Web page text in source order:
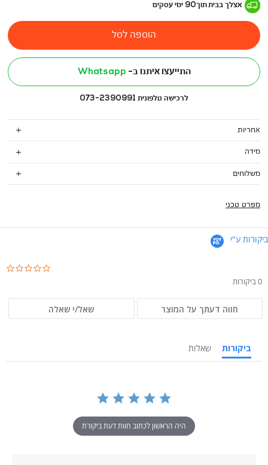
אצלך בביתתוך90 ימי עסקים
הוספה לסל
התייעצו איתנו ב- Whatsapp
לרכישה טלפונית 073-2390991
אחריות
מידה
משלוחים
מפרט טכני
ביקורות ע"י
0 ביקורות
חווה דעתך על המוצר שאל/י שאלה
ביקורות שאלות
היה הראשון לכתוב חוות דעת ביקורת